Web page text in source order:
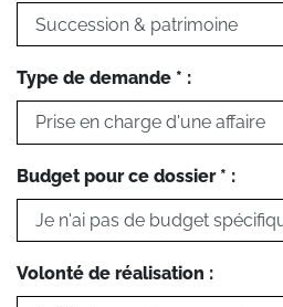
Type de demande * :
Budget pour ce dossier * :
Volonté de réalisation :